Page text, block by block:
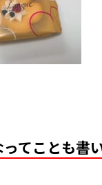
てことも書